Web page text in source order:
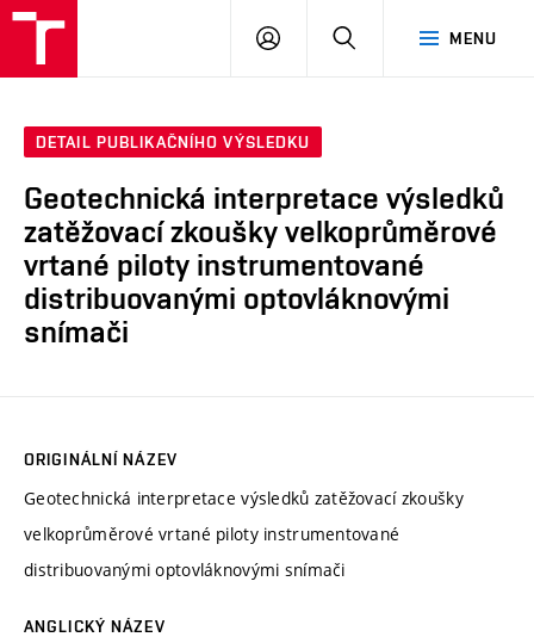
MENU
PŘIHLÁSIT
DETAIL PUBLIKAČNÍHO VÝSLEDKU
Geotechnická interpretace výsledků
zatěžovací zkoušky velkoprůměrové
vrtané piloty instrumentované
distribuovanými optovláknovými
snímači
ORIGINÁLNÍ NÁZEV
Geotechnická interpretace výsledků zatěžovací zkoušky
velkoprůměrové vrtané piloty instrumentované
distribuovanými optovláknovými snímači
ANGLICKÝ NÁZEV